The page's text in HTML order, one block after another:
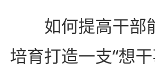
如何提高干部
培育打造一支“想